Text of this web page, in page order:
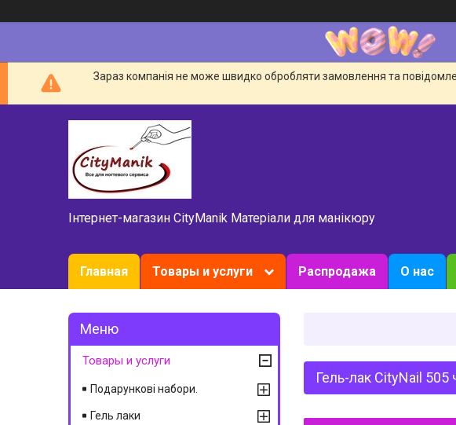
Зараз компанія не може швидко обробляти замовлення та
Інтернет-магазин CityManik Матеріали для манікюру
Главная Товары и услуги Распродажа О нас
Гель-лак CityNail 505
Товары и услуги
Подарункові набори.
Гель лаки